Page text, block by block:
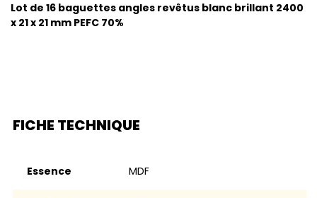
Lot de 16 baguettes angles revêtus blanc brillant 2400
x 21 x 21 mm PEFC 70%
FICHE TECHNIQUE
Essence MDF